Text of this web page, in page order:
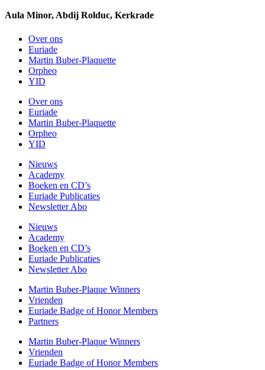
Aula Minor, Abdij Rolduc, Kerkrade
Over ons
Euriade
Martin Buber-Plaquette
Orpheo
YID
Over ons
Euriade
Martin Buber-Plaquette
Orpheo
YID
Nieuws
Academy
Boeken en CD’s
Euriade Publicaties
Newsletter Abo
Nieuws
Academy
Boeken en CD’s
Euriade Publicaties
Newsletter Abo
Martin Buber-Plaque Winners
Vrienden
Euriade Badge of Honor Members
Partners
Martin Buber-Plaque Winners
Vrienden
Euriade Badge of Honor Members